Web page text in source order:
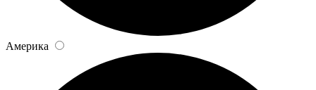
Америка